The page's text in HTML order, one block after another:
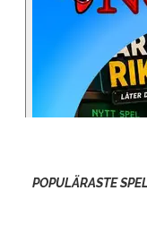
POPULÄRASTE